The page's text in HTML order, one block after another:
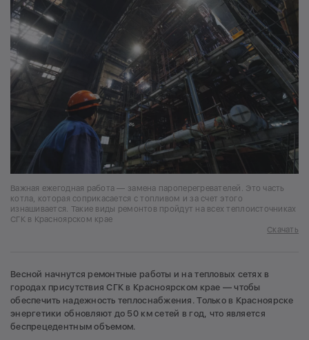
Важная ежегодная работа — замена пароперегревателей. Это часть
котла, которая соприкасается с топливом и за счет этого
изнашивается. Такие виды ремонтов пройдут на всех теплоисточниках
СГК в Красноярском крае
Скачать
Весной начнутся ремонтные работы и на тепловых сетях в
городах присутствия СГК в Красноярском крае — чтобы
обеспечить надежность теплоснабжения. Только в Красноярске
энергетики обновляют до 50 км сетей в год, что является
беспрецедентным объемом.